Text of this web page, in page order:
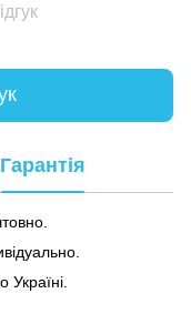
Гарантія